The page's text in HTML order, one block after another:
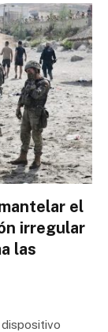
el
irregular
las